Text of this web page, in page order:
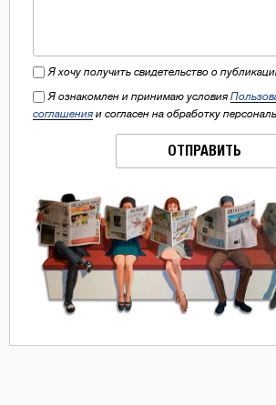
Я хочу получить свидетельство о
Я ознакомлен и принимаю условия
соглашения и согласен на обработку
ОТПРАВИТЬ